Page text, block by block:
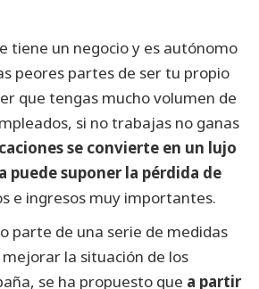
tiene un negocio y es autónomo
peores partes de ser tu propio
que tengas mucho volumen de
si no trabajas no ganas
se convierte en un lujo
puede suponer la pérdida de
e ingresos muy importantes.
parte de una serie de medidas
la situación de los
se ha propuesto que a partir